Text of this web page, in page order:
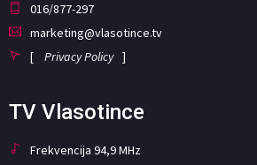
016/877-297
marketing@vlasotince.tv
[ Privacy Policy ]
TV Vlasotince
Frekvencija 94,9 MHz